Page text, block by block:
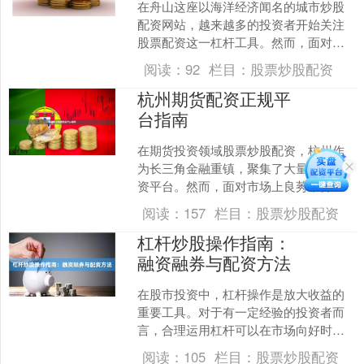
在舟山这座以海洋经济闻名的城市炒股
配资网站，越来越多的投资者开始关注
股票配资这一杠杆工具。然而，面对市
场上良莠不齐的配资平台，如何选择本
地正规渠道、建立有效的风....
阅读：92 栏目： 股票炒股配资
杭州期货配资正规平
台指南
在期货投资领域股票炒股配资，杭州作
为长三角金融重镇，聚集了大量期货配
资平台。然而，面对市场上良莠不齐的
配资机构，投资者如何甄别正规平台、
规避风险，成为实现稳健收....
阅读： 157 栏目： 股票炒股配资
杠杆炒股操作指南：
融资融券与配资方法
在股市投资中，杠杆操作是放大收益的
重要工具。对于有一定经验的投资者而
言，合理运用杠杆可以在市场向好时获
得更高回报。本文将系统介绍融资融券
阅读： 105 栏目： 股票炒股配资